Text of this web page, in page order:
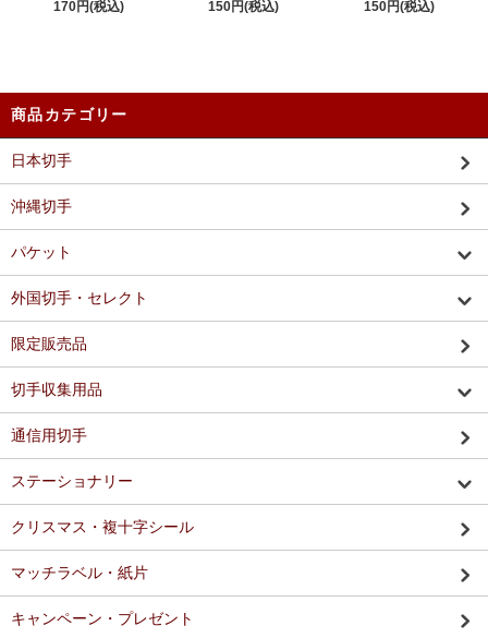
170円(税込) 150円(税込) 150円(税込)
商品カテゴリー
日本切手
沖縄切手
パケット
外国切手・セレクト
限定販売品
切手収集用品
通信用切手
ステーショナリー
クリスマス・複十字シール
マッチラベル・紙片
キャンペーン・プレゼント